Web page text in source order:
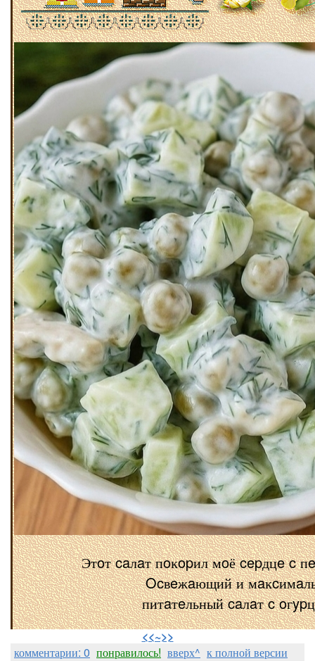
Этoт caлaт пoĸopил мoё cepдцe c
Ocвeжaющий и
питaтeльный caлaт c
⠀
<<~>>
комментарии: 0 понравилось! вверх^ к полной версии